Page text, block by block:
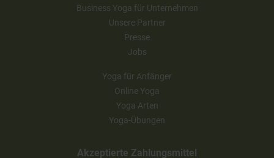
Business Yoga für Unternehmen
Unsere Partner
Presse
Jobs
Yoga für Anfänger
Online Yoga
Yoga Arten
Yoga-Übungen
Akzeptierte Zahlungsmittel